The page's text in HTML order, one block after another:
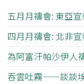
五月月禱會: 東亞
四月月禱會: 北非
為阿富汗帕沙伊人
吞雲吐霧——談談